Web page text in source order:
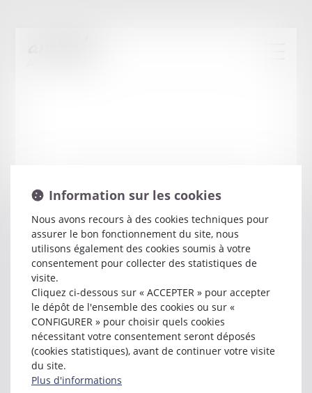
Laure PACIFICI
16 RUE BARREME
69006 LYON
Tél :04 81 91 58 10
Retour
Information sur les cookies
Nous avons recours à des cookies techniques pour
assurer le bon fonctionnement du site, nous
utilisons également des cookies soumis à votre
consentement pour collecter des statistiques de
visite.
Cliquez ci-dessous sur « ACCEPTER » pour accepter
le dépôt de l'ensemble des cookies ou sur «
CONFIGURER » pour choisir quels cookies
nécessitant votre consentement seront déposés
(cookies statistiques), avant de continuer votre visite
du site.
Plus d'informations